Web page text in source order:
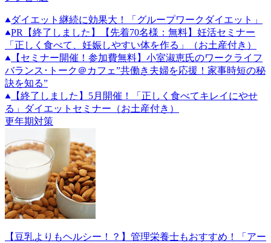
ダイエット継続に効果大！「グループワークダイエット」
PR
【終了しました】【先着70名様：無料】妊活セミナー
「正しく食べて、妊娠しやすい体を作る」（お土産付き）
【セミナー開催！参加費無料】小室淑恵氏のワークライフ
バランス･トーク＠カフェ”共働き夫婦を応援！家事時短の秘
訣を知る”
【終了しました】5月開催！「正しく食べてキレイにやせ
る」ダイエットセミナー（お土産付き）
更年期対策
【豆乳よりもヘルシー！？】管理栄養士もおすすめ！「アー